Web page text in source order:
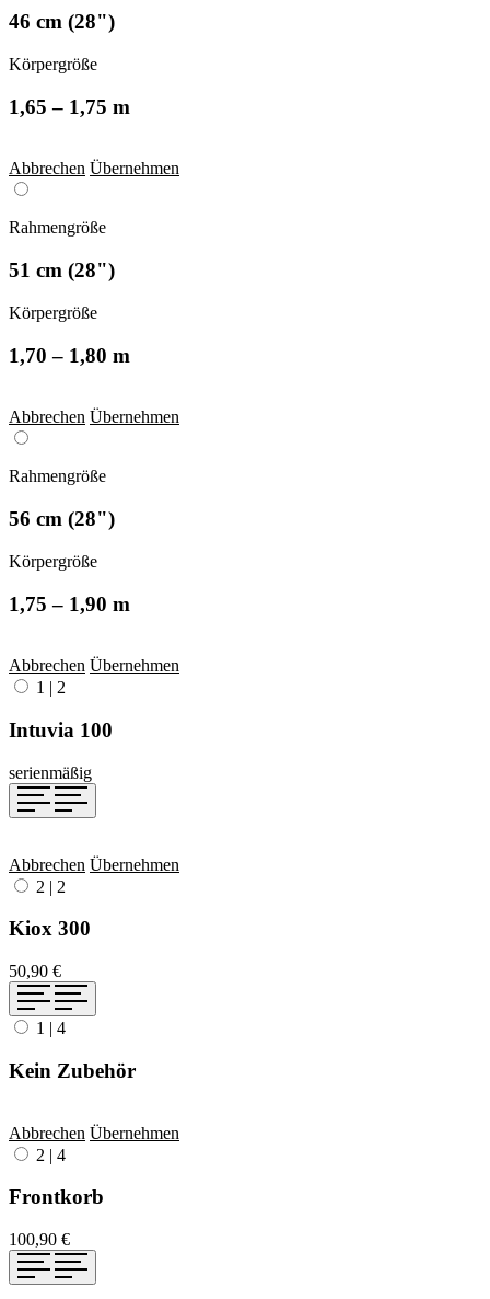
46 cm (28")
Körpergröße
1,65 – 1,75 m
Abbrechen Übernehmen
Rahmengröße
51 cm (28")
Körpergröße
1,70 – 1,80 m
Abbrechen Übernehmen
Rahmengröße
56 cm (28")
Körpergröße
1,75 – 1,90 m
Abbrechen Übernehmen
1 | 2
Intuvia 100
serienmäßig
Abbrechen Übernehmen
2 | 2
Kiox 300
50,90 €
1 | 4
Kein Zubehör
Abbrechen Übernehmen
2 | 4
Frontkorb
100,90 €